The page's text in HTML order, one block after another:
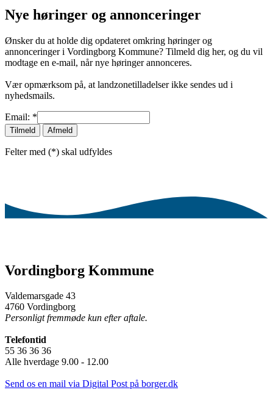
Nye høringer og annonceringer
Ønsker du at holde dig opdateret omkring høringer og
annonceringer i Vordingborg Kommune? Tilmeld dig her, og du vil
modtage en e-mail, når nye høringer annonceres.
Vær opmærksom på, at landzonetilladelser ikke sendes ud i
nyhedsmails.
Email: *
Tilmeld Afmeld
Felter med (*) skal udfyldes
Vordingborg Kommune
Valdemarsgade 43
4760 Vordingborg
Personligt fremmøde kun efter aftale.
Telefontid
55 36 36 36
Alle hverdage 9.00 - 12.00
Send os en mail via Digital Post på borger.dk